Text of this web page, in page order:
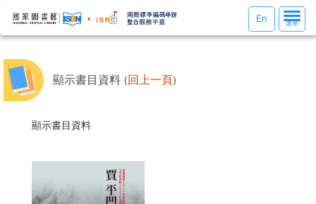
選
單
選單
En
顯示書目資料 (回上一頁)
顯示書目資料